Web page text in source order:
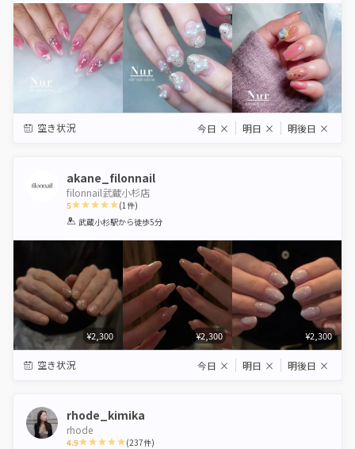
空き状況 今日 × 明日 × 明後日 ×
akane_filonnail
filonnail武蔵小杉店
5
1 2 3 4 5
(1件)
武蔵小杉駅から徒歩5分
¥2,300 ¥2,300 ¥2,300
空き状況 今日 × 明日 × 明後日 ×
rhode_kimika
rhode
4.9 (237件)